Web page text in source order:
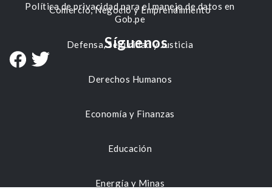
Comercio, Negocio y Emprendimiento
Defensa, Seguridad y Justicia
Derechos Humanos
Economía y Finanzas
Educación
Energía y Minas
Política de privacidad para el manejo de datos en
Gob.pe
Síguenos